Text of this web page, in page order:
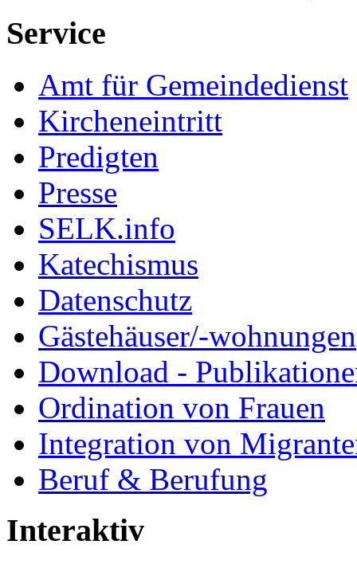
Service
Amt für Gemeindedienst
Kircheneintritt
Predigten
Presse
SELK.info
Katechismus
Datenschutz
Gästehäuser/-wohnungen
Download -
Ordination von Frauen
Integration von
Beruf & Berufung
Interaktiv